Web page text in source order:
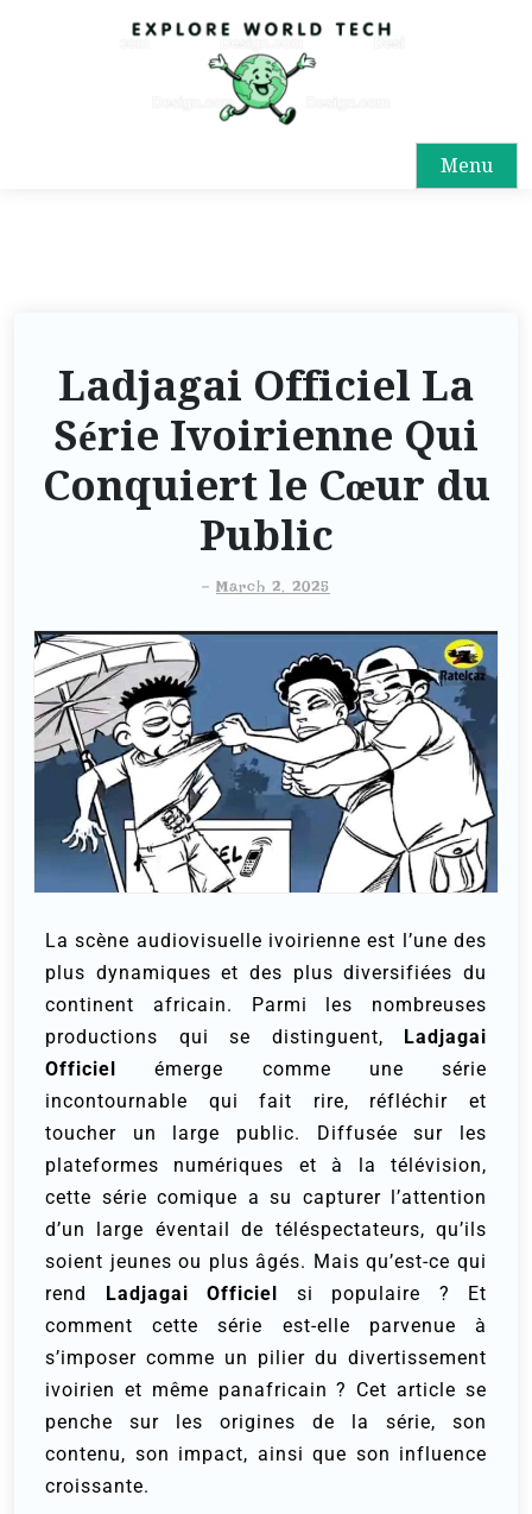
Menu
Ladjagai Officiel La
Série Ivoirienne Qui
Conquiert le Cœur du
Public
- March 2, 2025
La scène audiovisuelle ivoirienne est l’une des
plus dynamiques et des plus diversifiées du
continent africain. Parmi les nombreuses
productions qui se distinguent, Ladjagai
Officiel émerge comme une série
incontournable qui fait rire, réfléchir et
toucher un large public. Diffusée sur les
plateformes numériques et à la télévision,
cette série comique a su capturer l’attention
d’un large éventail de téléspectateurs, qu’ils
soient jeunes ou plus âgés. Mais qu’est-ce qui
rend Ladjagai Officiel si populaire ? Et
comment cette série est-elle parvenue à
s’imposer comme un pilier du divertissement
ivoirien et même panafricain ? Cet article se
penche sur les origines de la série, son
contenu, son impact, ainsi que son influence
croissante.